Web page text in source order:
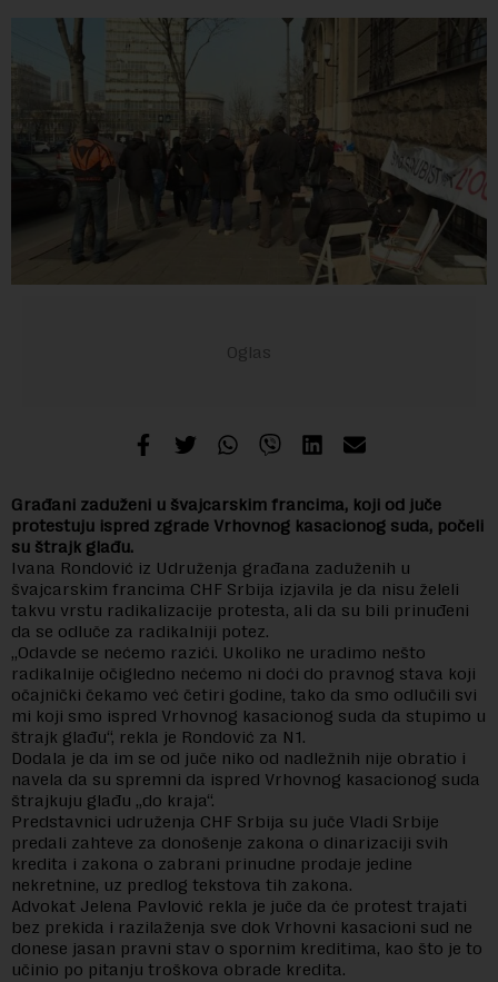
Građani zaduženi u švajcarskim francima, koji od juče
protestuju ispred zgrade Vrhovnog kasacionog suda, počeli
su štrajk glađu.
Ivana Rondović iz Udruženja građana zaduženih u
švajcarskim francima CHF Srbija izjavila je da nisu želeli
takvu vrstu radikalizacije protesta, ali da su bili prinuđeni
da se odluče za radikalniji potez.
„Odavde se nećemo razići. Ukoliko ne uradimo nešto
radikalnije očigledno nećemo ni doći do pravnog stava koji
očajnički čekamo već četiri godine, tako da smo odlučili svi
mi koji smo ispred Vrhovnog kasacionog suda da stupimo u
štrajk glađu“, rekla je Rondović za N1.
Dodala je da im se od juče niko od nadležnih nije obratio i
navela da su spremni da ispred Vrhovnog kasacionog suda
štrajkuju glađu „do kraja“.
Predstavnici udruženja CHF Srbija su juče Vladi Srbije
predali zahteve za donošenje zakona o dinarizaciji svih
kredita i zakona o zabrani prinudne prodaje jedine
nekretnine, uz predlog tekstova tih zakona.
Advokat Jelena Pavlović rekla je juče da će protest trajati
bez prekida i razilaženja sve dok Vrhovni kasacioni sud ne
donese jasan pravni stav o spornim kreditima, kao što je to
učinio po pitanju troškova obrade kredita.